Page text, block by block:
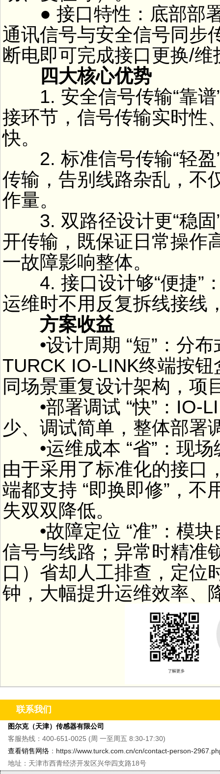
● 接口特性：底部部署
通讯信号与安全信号同步
断电即可完成接口更换/
四大核心优势
1. 安全信号传输“靠谱
接环节，信号传输实时性
快。
2. 标准信号传输“轻盈
传输，告别线路杂乱，不
作量。
3. 双路径设计更“稳固
开传输，既保证日常操作
一故障影响整体。
4. 接口设计够“便捷”
运维时不用反复拆线接线
方案收益
•设计周期 “短”：分布
TURCK IO-LINK终端按
同场景重复设计架构，项
•部署调试 “快”：IO-
少、调试简单，整体部署
•运维成本 “省”：现场
由于采用了标准化的接口
端都支持 “即换即修”，
失双双降低。
•故障定位 “准”：模块
信号与线路；异常时精准
口）省却人工排查，定位
钟，大幅提升运维效率、
联系我们
图尔克（天津）传感器有限公司
客服热线：400-651-0025 (周 一至周五 8:30-17:30)
查看销售网络 ： https://www.turck.com.cn/cn/contact-person-
地址：天津市西青经济开发区兴华四支路18号